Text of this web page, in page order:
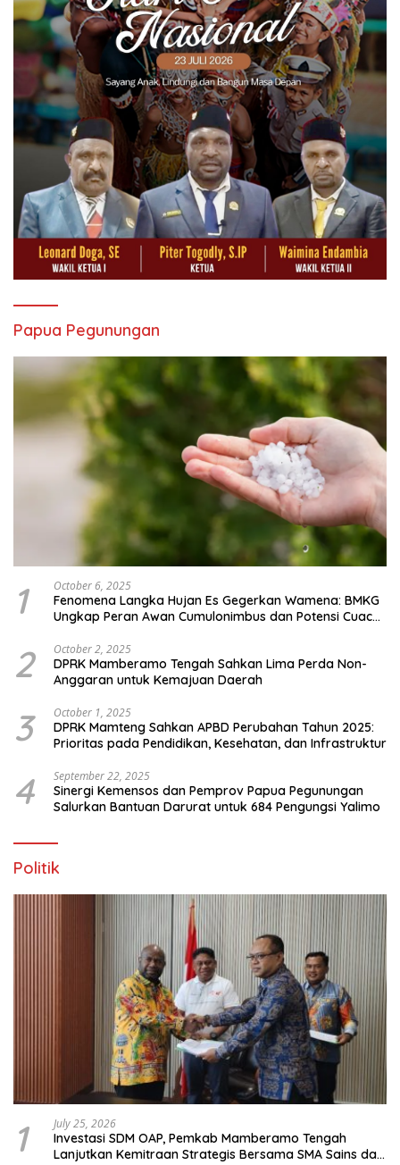
Papua Pegunungan
1 October 6, 2025
Fenomena Langka Hujan Es Gegerkan Wamena: BMKG
Ungkap Peran Awan Cumulonimbus dan Potensi Cuaca
2 October 2, 2025
DPRK Mamberamo Tengah Sahkan Lima Perda Non-
Anggaran untuk Kemajuan Daerah
3 October 1, 2025
DPRK Mamteng Sahkan APBD Perubahan Tahun 2025:
Prioritas pada Pendidikan, Kesehatan, dan Infrastruktur
4 September 22, 2025
Sinergi Kemensos dan Pemprov Papua Pegunungan
Salurkan Bantuan Darurat untuk 684 Pengungsi Yalimo
Politik
1 July 25, 2026
Investasi SDM OAP, Pemkab Mamberamo Tengah
Lanjutkan Kemitraan Strategis Bersama SMA Sains dan